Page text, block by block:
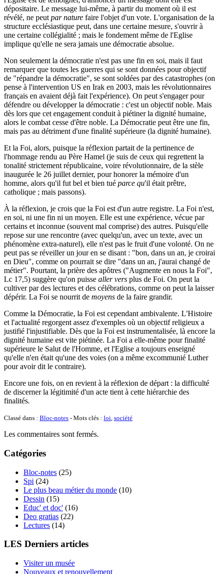
dépositaire. Le message lui-même, à partir du moment où il est
révélé, ne peut par nature faire l'objet d'un vote. L'organisation de la
structure ecclésiastique peut, dans une certaine mesure, s'ouvrir à
une certaine collégialité ; mais le fondement même de l'Eglise
implique qu'elle ne sera jamais une démocratie absolue.
Non seulement la démocratie n'est pas une fin en soi, mais il faut
remarquer que toutes les guerres qui se sont données pour objectif
de "répandre la démocratie", se sont soldées par des catastrophes (on
pense à l'intervention US en Irak en 2003, mais les révolutionnaires
français en avaient déjà fait l'expérience). On peut s'engager pour
défendre ou développer la démocratie : c'est un objectif noble. Mais
dès lors que cet engagement conduit à piétiner la dignité humaine,
alors le combat cesse d'être noble. La Démocratie peut être une fin,
mais pas au détriment d'une finalité supérieure (la dignité humaine).
Et la Foi, alors, puisque la réflexion partait de la pertinence de
l'hommage rendu au Père Hamel (je suis de ceux qui regrettent la
tonalité strictement républicaine, voire révolutionnaire, de la stèle
inaugurée le 26 juillet dernier, pour honorer la mémoire d'un
homme, alors qu'il fut bel et bien tué parce qu'il était prêtre,
catholique ; mais passons).
À la réflexion, je crois que la Foi est d'un autre registre. La Foi n'est,
en soi, ni une fin ni un moyen. Elle est une expérience, vécue par
certains et inconnue (souvent mal comprise) des autres. Puisqu'elle
repose sur une rencontre (avec quelqu'un, avec un texte, avec un
phénomène extra-naturel), elle n'est pas le fruit d'une volonté. On ne
peut pas se réveiller un jour en se disant : "bon, dans un an, je croirai
en Dieu", comme on pourrait se dire "dans un an, j'aurai changé de
métier". Pourtant, la prière des apôtres ("Augmente en nous la Foi",
Lc 17,5) suggère qu'on puisse aller vers plus de Foi. On peut la
cultiver par des lectures et des célébrations, comme on peut la laisser
dépérir. La Foi se nourrit de moyens de la faire grandir.
Comme la Démocratie, la Foi est cependant ambivalente. L'Histoire
et l'actualité regorgent assez d'exemples où un objectif religieux a
justifié l'injustifiable. Dès que la Foi est instrumentalisée, là encore la
dignité humaine est vite piétinée. La Foi a elle-même pour finalité
supérieure le Salut de l'Homme, et l'Eglise a toujours enseigné
qu'elle n'en était qu'une des voies (on a même excommunié Luther
pour avoir dit le contraire).
Encore une fois, on en revient à la réflexion de départ : la difficulté
de discerner la légitimité d'un acte tient à cette hiérarchie des
finalités.
Classé dans : Bloc-notes - Mots clés : loi, société
Les commentaires sont fermés.
Catégories
Bloc-notes (25)
Spi (24)
Le plus beau métier du monde (10)
Dessin (15)
Educ' et doc' (16)
Deo gratias (22)
Lectures (14)
LES Derniers articles
Visiter un musée
Nouveaux et renouvellement